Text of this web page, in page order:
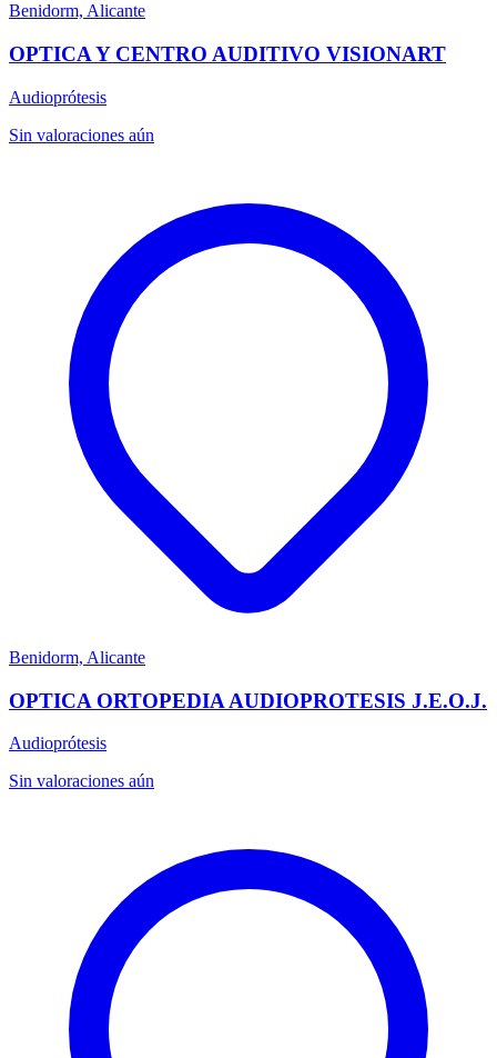
Benidorm, Alicante
OPTICA Y CENTRO AUDITIVO VISIONART
Audioprótesis
Sin valoraciones aún
Benidorm, Alicante
OPTICA ORTOPEDIA AUDIOPROTESIS J.E.O.J.
Audioprótesis
Sin valoraciones aún